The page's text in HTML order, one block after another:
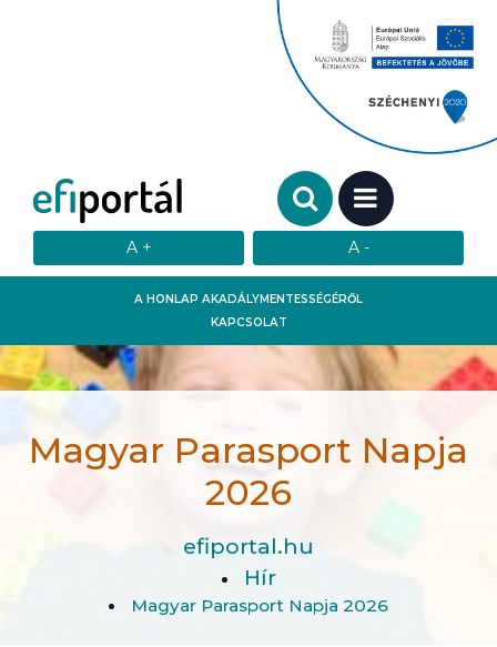
A HONLAP AKADÁLYMENTESSÉGÉRŐL
KAPCSOLAT
Keresendő szó:
MENÜ
Magyar Parasport Napja
2026
efiportal.hu
Hír
Magyar Parasport Napja 2026